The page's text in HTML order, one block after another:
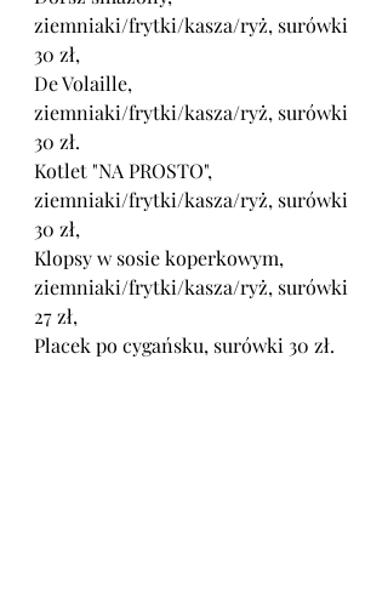
ziemniaki/frytki/kasza/ryż, surówki
30 zł,
De Volaille,
ziemniaki/frytki/kasza/ryż, surówki
30 zł.
Kotlet "NA PROSTO",
ziemniaki/frytki/kasza/ryż, surówki
30 zł,
Klopsy w sosie koperkowym,
ziemniaki/frytki/kasza/ryż, surówki
27 zł,
Placek po cygańsku, surówki 30 zł.